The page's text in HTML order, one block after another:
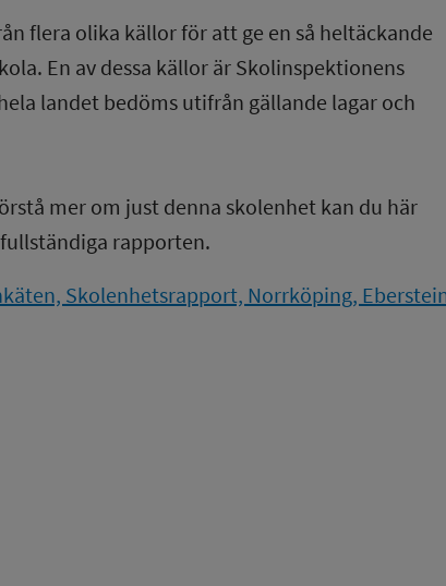
flera olika källor för att ge en så heltäckande
En av dessa källor är Skolinspektionens
landet bedöms utifrån gällande lagar och
mer om just denna skolenhet kan du här
rapporten.
Skolenhetsrapport, Norrköping,